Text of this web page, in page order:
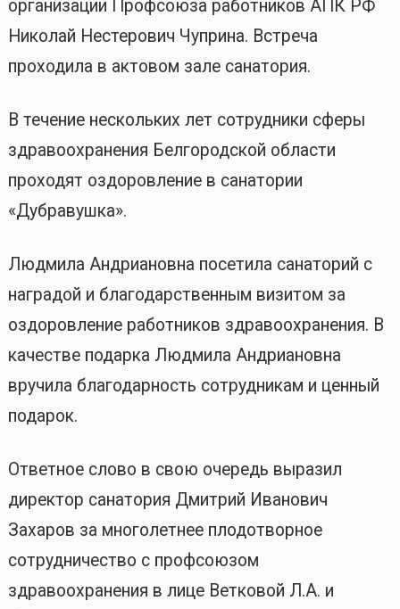
организации Профсоюза работников АПК РФ
Николай Нестерович Чуприна. Встреча
проходила в актовом зале санатория.
В течение нескольких лет сотрудники сферы
здравоохранения Белгородской области
проходят оздоровление в санатории
«Дубравушка».
Людмила Андриановна посетила санаторий с
наградой и благодарственным визитом за
оздоровление работников здравоохранения. В
качестве подарка Людмила Андриановна
вручила благодарность сотрудникам и ценный
подарок.
Ответное слово в свою очередь выразил
директор санатория Дмитрий Иванович
Захаров за многолетнее плодотворное
сотрудничество с профсоюзом
здравоохранения в лице Ветковой Л.А. и